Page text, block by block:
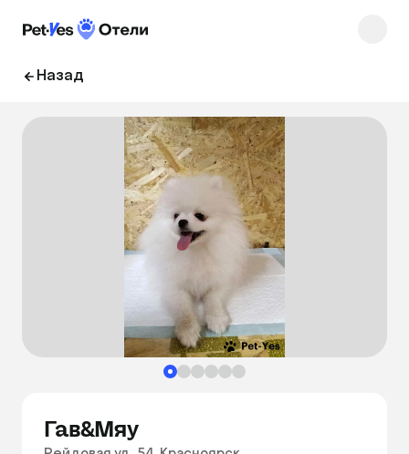
Назад
Гав&Мяу